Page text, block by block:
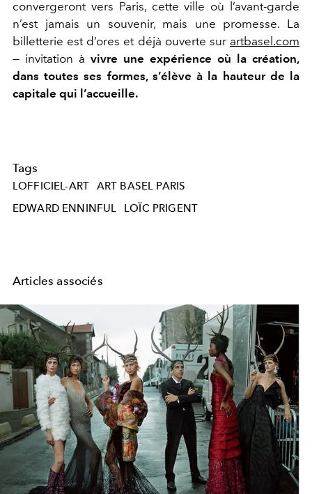
convergeront vers Paris, cette ville où l’avant-garde
n’est jamais un souvenir, mais une promesse. La
billetterie est d’ores et déjà ouverte sur artbasel.com
— invitation à vivre une expérience où la création,
dans toutes ses formes, s’élève à la hauteur de la
capitale qui l’accueille.
Tags
LOFFICIEL-ART
ART BASEL PARIS
EDWARD ENNINFUL
LOÏC PRIGENT
Articles associés